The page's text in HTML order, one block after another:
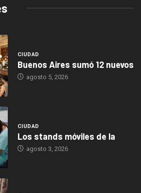
CIUDAD
Buenos Aires sumó 12 nuevos
agosto 5, 2026
CIUDAD
Los stands móviles de la
agosto 3, 2026